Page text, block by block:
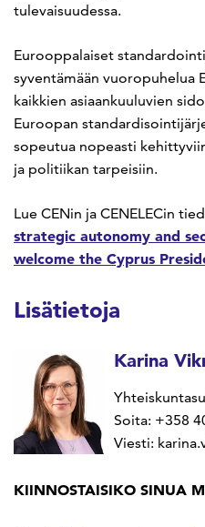
tulevaisuudessa.
Eurooppalaiset
syventämään vuoropuhelua
kaikkien asiaankuuluvien
Euroopan
sopeutua nopeasti
ja politiikan tarpeisiin.
Lue CENin ja CENELECin
strategic autonomy and
welcome the Cyprus
Lisätietoja
Karina
Soita: +358
Viesti:
KIINNOSTAISIKO SINUA